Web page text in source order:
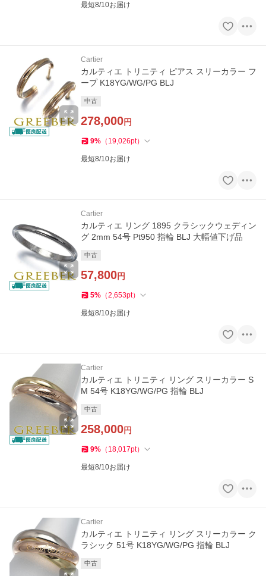
最短8/10お届け
Cartier
カルティエ トリニティ ピアス スリーカラー フ
ープ K18YG/WG/PG BLJ
中古
278,000円
9% （ 19,026pt）
最短8/10お届け
Cartier
カルティエ リング 1895 クラシックウェディン
グ 2mm 54号 Pt950 指輪 BLJ 大幅値下げ品
中古
57,800円
5% （2,653pt）
最短8/10お届け
Cartier
カルティエ トリニティ リング スリーカラー S
M 54号 K18YG/WG/PG 指輪 BLJ
中古
258,000円
9% （ 18,017pt）
最短8/10お届け
Cartier
カルティエ トリニティ リング スリーカラー ク
ラシック 51号 K18YG/WG/PG 指輪 BLJ
中古